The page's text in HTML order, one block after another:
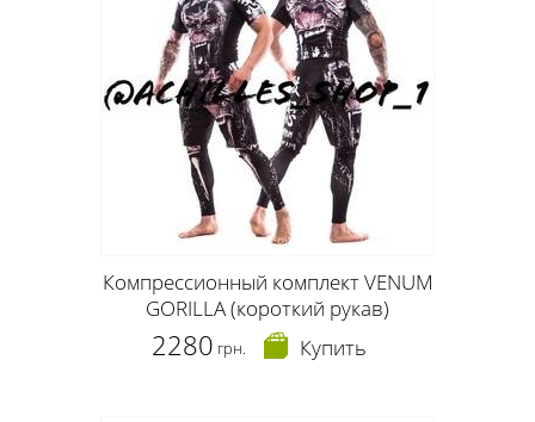
Компрессионный комплект VENUM
GORILLA (короткий рукав)
2280 грн. Купить